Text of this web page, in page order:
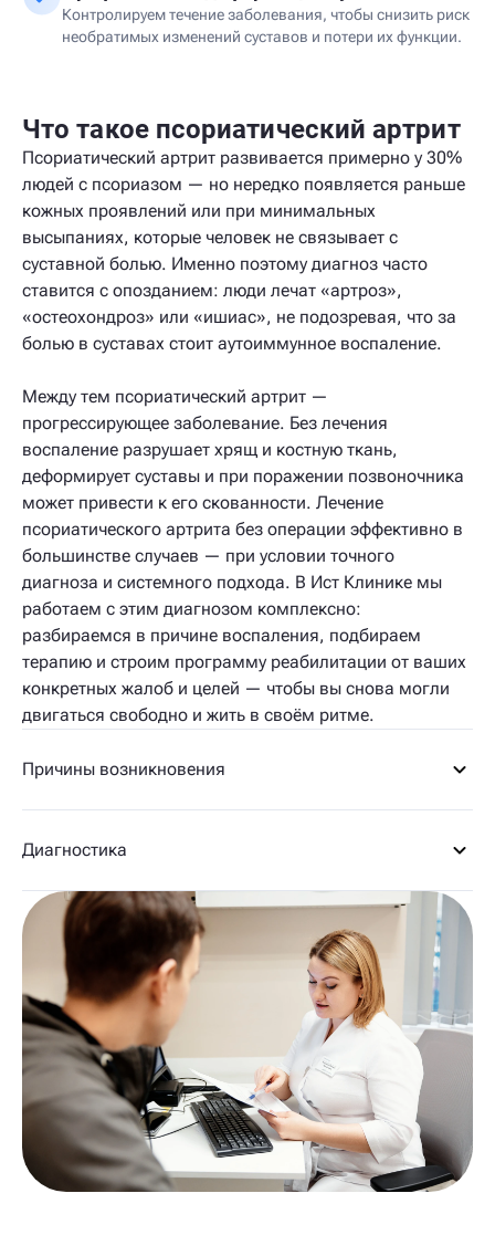
Контролируем течение заболевания, чтобы снизить риск
необратимых изменений суставов и потери их функции.
Что такое псориатический артрит
Псориатический артрит развивается примерно у 30%
людей с псориазом — но нередко появляется раньше
кожных проявлений или при минимальных
высыпаниях, которые человек не связывает с
суставной болью. Именно поэтому диагноз часто
ставится с опозданием: люди лечат «артроз»,
«остеохондроз» или «ишиас», не подозревая, что за
болью в суставах стоит аутоиммунное воспаление.
Между тем псориатический артрит —
прогрессирующее заболевание. Без лечения
воспаление разрушает хрящ и костную ткань,
деформирует суставы и при поражении позвоночника
может привести к его скованности. Лечение
псориатического артрита без операции эффективно в
большинстве случаев — при условии точного
диагноза и системного подхода. В Ист Клинике мы
работаем с этим диагнозом комплексно:
разбираемся в причине воспаления, подбираем
терапию и строим программу реабилитации от ваших
конкретных жалоб и целей — чтобы вы снова могли
двигаться свободно и жить в своём ритме.
Причины возникновения
Диагностика